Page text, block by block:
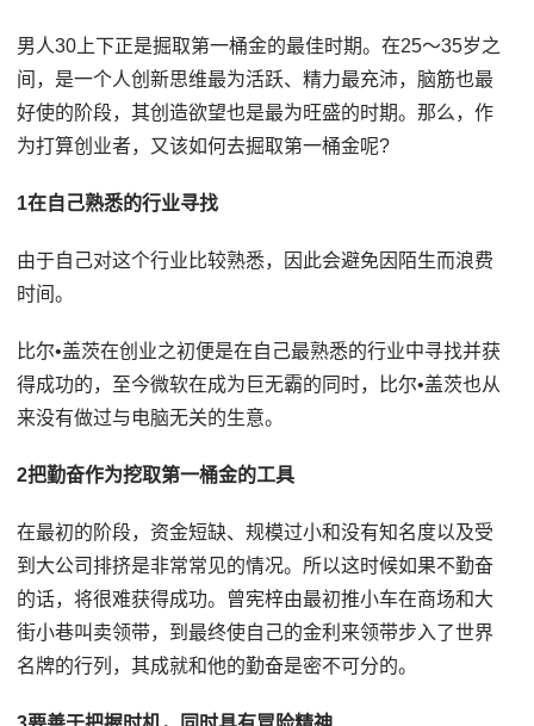
男人30上下正是掘取第一桶金的最佳时期。在25～35岁之
间，是一个人创新思维最为活跃、精力最充沛，脑筋也最
好使的阶段，其创造欲望也是最为旺盛的时期。那么，作
为打算创业者，又该如何去掘取第一桶金呢?
1在自己熟悉的行业寻找
由于自己对这个行业比较熟悉，因此会避免因陌生而浪费
时间。
比尔•盖茨在创业之初便是在自己最熟悉的行业中寻找并获
得成功的，至今微软在成为巨无霸的同时，比尔•盖茨也从
来没有做过与电脑无关的生意。
2把勤奋作为挖取第一桶金的工具
在最初的阶段，资金短缺、规模过小和没有知名度以及受
到大公司排挤是非常常见的情况。所以这时候如果不勤奋
的话，将很难获得成功。曾宪梓由最初推小车在商场和大
街小巷叫卖领带，到最终使自己的金利来领带步入了世界
名牌的行列，其成就和他的勤奋是密不可分的。